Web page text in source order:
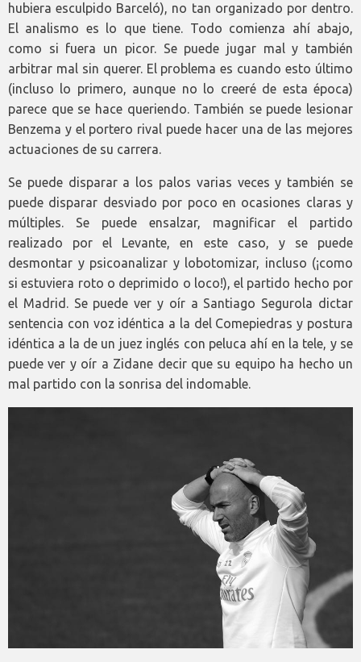
hubiera esculpido Barceló), no tan organizado por dentro.
El analismo es lo que tiene. Todo comienza ahí abajo,
como si fuera un picor. Se puede jugar mal y también
arbitrar mal sin querer. El problema es cuando esto último
(incluso lo primero, aunque no lo creeré de esta época)
parece que se hace queriendo. También se puede lesionar
Benzema y el portero rival puede hacer una de las mejores
actuaciones de su carrera.
Se puede disparar a los palos varias veces y también se
puede disparar desviado por poco en ocasiones claras y
múltiples. Se puede ensalzar, magnificar el partido
realizado por el Levante, en este caso, y se puede
desmontar y psicoanalizar y lobotomizar, incluso (¡como
si estuviera roto o deprimido o loco!), el partido hecho por
el Madrid. Se puede ver y oír a Santiago Segurola dictar
sentencia con voz idéntica a la del Comepiedras y postura
idéntica a la de un juez inglés con peluca ahí en la tele, y se
puede ver y oír a Zidane decir que su equipo ha hecho un
mal partido con la sonrisa del indomable.